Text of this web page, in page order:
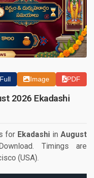
Full Image PDF
2026 Ekadashi
for Ekadashi in August
Timings are
(USA).